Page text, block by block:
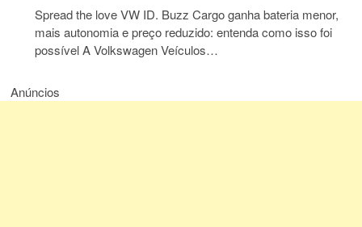
Spread the love VW ID. Buzz Cargo ganha bateria menor,
mais autonomia e preço reduzido: entenda como isso foi
possível A Volkswagen Veículos…
Anúncios